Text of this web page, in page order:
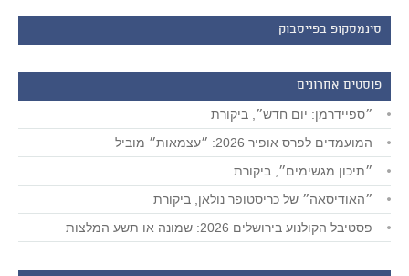
סינמסקופ בפייסבוק
פוסטים אחרונים
״ספיידרמן: יום חדש״, ביקורת
המועמדים לפרס אופיר 2026: ״עצמאות״ מוביל
״תיכון מגשימים״, ביקורת
״האודיסאה״ של כריסטופר נולאן, ביקורת
פסטיבל הקולנוע בירושלים 2026: שמונה או תשע המלצות